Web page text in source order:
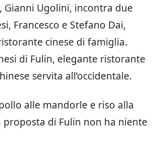
Gianni Ugolini, incontra due
Francesco e Stefano Dai,
cinese di famiglia.
di Fulin, elegante ristorante
servita all’occidentale.
alle mandorle e riso alla
proposta di Fulin non ha niente